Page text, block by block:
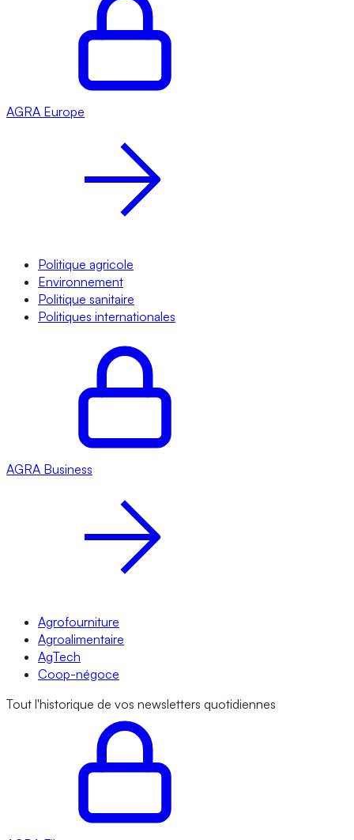
AGRA Europe
Politique agricole
Environnement
Politique sanitaire
Politiques internationales
AGRA Business
Agrofourniture
Agroalimentaire
AgTech
Coop-négoce
Tout l'historique de vos newsletters quotidiennes